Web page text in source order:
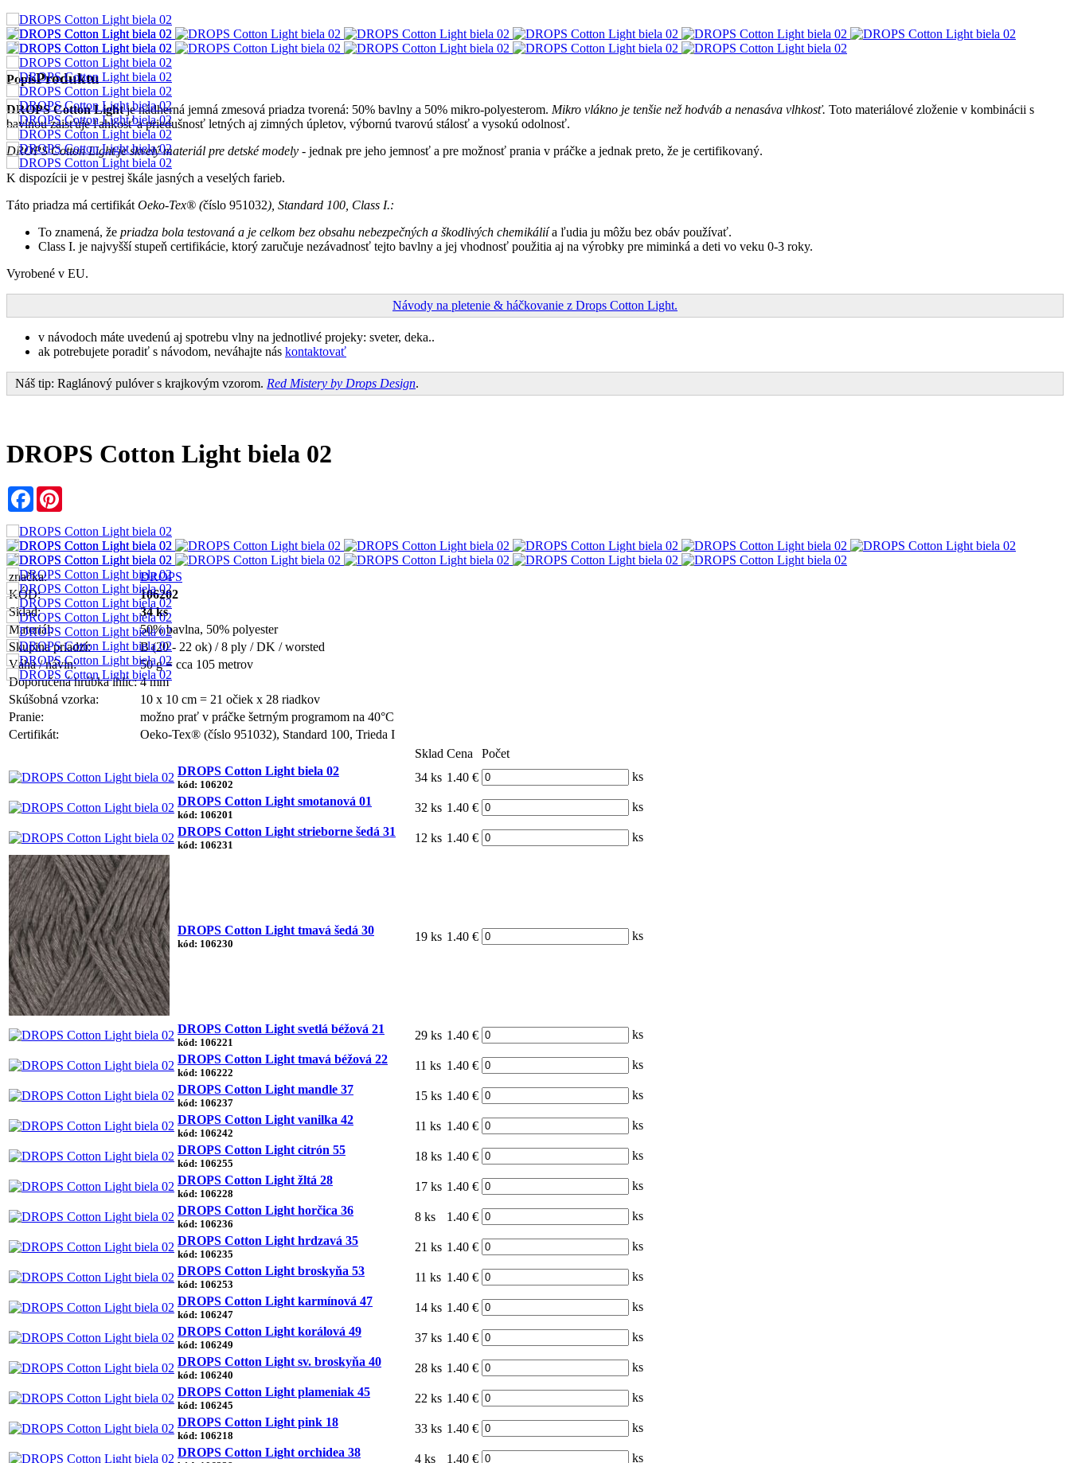
PopisProduktu
DROPS Cotton Lightje nádherná jemná zmesová priadza tvorená: 50% bavlny a 50% mikro-polyesterom. Mikro vlákno je tenšie než hodváb a nenasáva vlhkosť. Toto materiálové zloženie v kombinácii s
bavlnou zaisťuje ľahkosť a priedušnosť letných aj zimných úpletov, výbornú tvarovú stálosť a vysokú odolnosť.
DROPS Cotton Light je skvelý materiál pre detské modely - jednak pre jeho jemnosť a pre možnosť prania v práčke a jednak preto, že je certifikovaný.
K dispozícii je v pestrej škále jasných a veselých farieb.
Táto priadza má certifikát Oeko-Tex® (číslo 951032), Standard 100, Class I.:
To znamená, že priadza bola testovaná a je celkom bez obsahu nebezpečných a škodlivých chemikáliía ľudia ju môžu bez obáv používať.
Class I. je najvyšší stupeň certifikácie, ktorý zaručuje nezávadnosť tejto bavlny a jej vhodnosť použitia aj na výrobky pre miminká a deti vo veku 0-3 roky.
Vyrobené v EU.
Návody na pletenie & háčkovanie z Drops Cotton Light.
v návodoch máte uvedenú aj spotrebu vlny na jednotlivé projeky: sveter, deka..
ak potrebujete poradiť s návodom, neváhajte nás kontaktovať
Náš tip: Raglánový pulóver s krajkovým vzorom. Red Mistery by Drops Design.
DROPS Cotton Light biela 02
Facebook
značka:
DROPS
KÓD:
106202
Sklad:
34 ks
Materiál:
50% bavlna, 50% polyester
Skupina priadzí:
B (20 - 22 ok) / 8 ply / DK / worsted
Váha / návin:
50 g = cca 105 metrov
Doporučená hrúbka ihlíc: 4 mm
Skúšobná vzorka:
10 x 10 cm = 21 očiek x 28 riadkov
Pranie:
možno prať v práčke šetrným programom na 40°C
Certifikát:
Oeko-Tex® (číslo 951032), Standard 100, Trieda I
Sklad Cena
Počet
DROPS Cotton Light biela 02
kód: 106202
34 ks 1.40 €
ks
DROPS Cotton Light smotanová 01
kód: 106201
32 ks 1.40 €
ks
DROPS Cotton Light strieborne šedá 31
kód: 106231
12 ks 1.40 € ks
DROPS Cotton Light tmavá šedá 30
kód: 106230
19 ks 1.40 € ks
DROPS Cotton Light svetlá béžová 21
kód: 106221
29 ks 1.40 €
ks
DROPS Cotton Light tmavá béžová 22
kód: 106222
11 ks 1.40 €
ks
DROPS Cotton Light mandle 37
kód: 106237
15 ks 1.40 €
ks
DROPS Cotton Light vanilka 42
kód: 106242
11 ks 1.40 €
ks
DROPS Cotton Light citrón 55
kód: 106255
18 ks 1.40 €
ks
DROPS Cotton Light žltá 28
kód: 106228
17 ks 1.40 €
ks
DROPS Cotton Light horčica 36
kód: 106236
8 ks 1.40 €
ks
DROPS Cotton Light hrdzavá 35
kód: 106235
21 ks 1.40 €
ks
DROPS Cotton Light broskyňa 53
kód: 106253
11 ks 1.40 €
ks
DROPS Cotton Light karmínová 47
kód: 106247
14 ks 1.40 €
ks
DROPS Cotton Light korálová 49
kód: 106249
37 ks 1.40 €
ks
DROPS Cotton Light sv. broskyňa 40
kód: 106240
28 ks 1.40 €
ks
DROPS Cotton Light plameniak 45
kód: 106245
22 ks 1.40 €
ks
DROPS Cotton Light pink 18
kód: 106218
33 ks 1.40 €
ks
DROPS Cotton Light orchidea 38
4 ks 1.40 € ks